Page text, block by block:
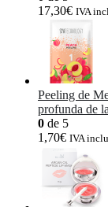
17,30€ IVA
Peeling de
profunda de
0 de 5
1,70€ IVA